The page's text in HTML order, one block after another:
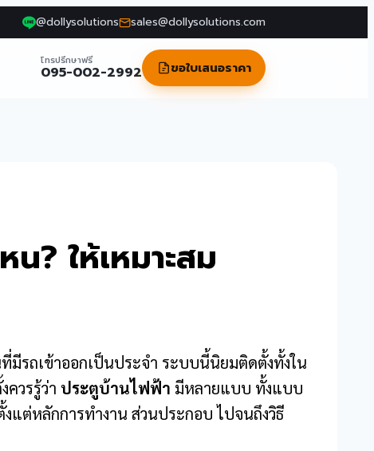
@dollysolutions sales@dollysolutions.com
โทรปรึกษาฟรี
095-002-2992 ขอใบเสนอราคา
? ให้เหมาะสม
มีรถเข้าออกเป็นประจำ ระบบนี้นิยมติดตั้งทั้งใน
วรรู้ว่า ประตูบ้านไฟฟ้า มีหลายแบบ ทั้งแบบ
งแต่หลักการทำงาน ส่วนประกอบ ไปจนถึงวิธี